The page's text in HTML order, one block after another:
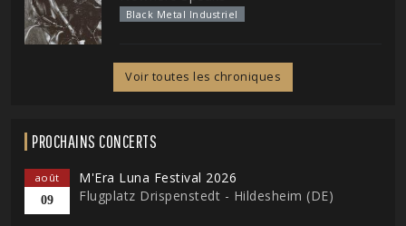
Black Metal Industriel
Voir toutes les chroniques
PROCHAINS CONCERTS
août
09
M'Era Luna Festival 2026
Flugplatz Drispenstedt - Hildesheim (DE)